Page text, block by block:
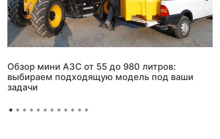
Обзор мини АЗС от 55 до 980 литров:
выбираем подходящую модель под ваши
задачи